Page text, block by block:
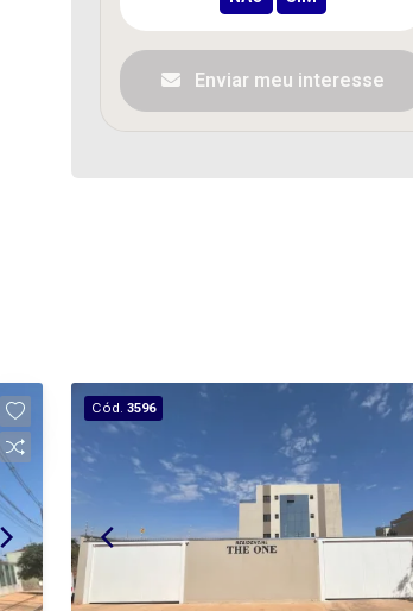
Enviar meu interesse
Cód. 3596